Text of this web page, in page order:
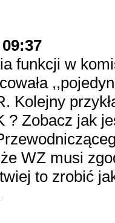
09:37
funkcji w
Kolejny
? Zobacz jak
WZ musi
to zrobić